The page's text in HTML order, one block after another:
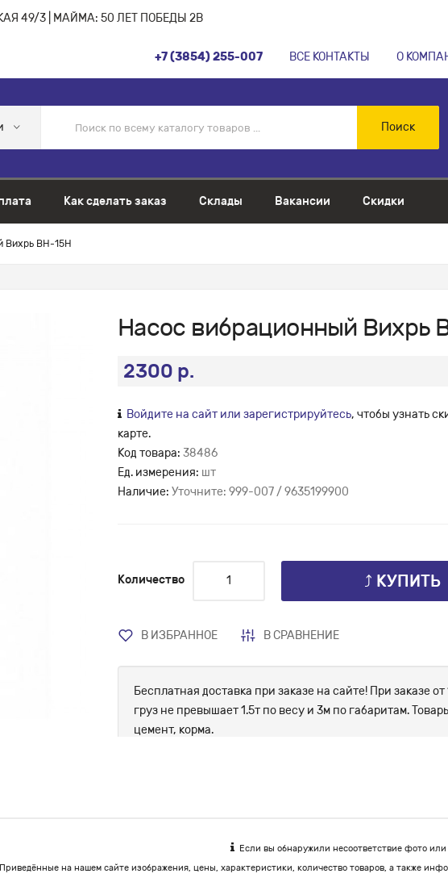
49/3 | МАЙМА: 50 ЛЕТ ПОБЕДЫ 2В
+7 (3854) 255-007 ВСЕ КОНТАКТЫ О
Поиск
Как сделать заказ Склады Вакансии Скидки
Вихрь ВН-15Н
Насос вибрационный Вихрь
2300 р.
Войдите на сайт или зарегистрируйтесь, чтобы узнать
карте.
Код товара: 38486
Ед. измерения: шт
Наличие: Уточните: 999-007 / 9635199900
Количество ⤴ КУПИТЬ
В ИЗБРАННОЕ В СРАВНЕНИЕ
Бесплатная доставка при заказе на сайте! При заказе
груз не превышает 1.5т по весу и 3м по габаритам.
цемент, корма.
Если вы обнаружили несоответствие фото
Приведённые на нашем сайте изображения, цены, характеристики, количество товаров, а также